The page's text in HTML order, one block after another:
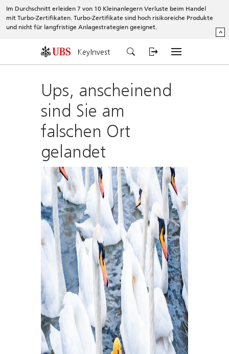
Im Durchschnitt erleiden 7 von 10 Kleinanlegern Verluste beim Handel
mit Turbo-Zertifikaten. Turbo-Zertifikate sind hoch risikoreiche Produkte
und nicht für langfristige Anlagestrategien geeignet.
^
KeyInvest
Ups, anscheinend
sind Sie am
falschen Ort
gelandet